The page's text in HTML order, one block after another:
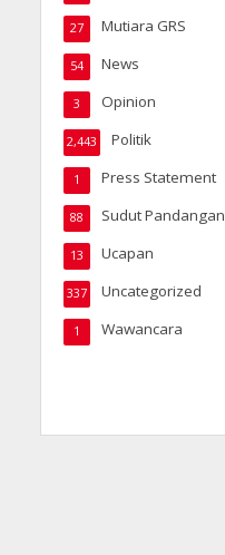
Mutiara GRS
27
News
54
Opinion
3
Politik
2,443
Press Statement
1
Sudut Pandangan
88
Ucapan
13
Uncategorized
337
Wawancara
1